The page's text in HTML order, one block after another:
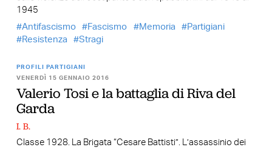
1945
Antifascismo
Fascismo Memoria
Partigiani
Resistenza
Stragi
PROFILI PARTIGIANI
VENERDÌ 15 GENNAIO 2016
Valerio Tosi e la battaglia di Riva del
Garda
I. B.
Classe 1928. La Brigata “Cesare Battisti”. L’assassinio dei